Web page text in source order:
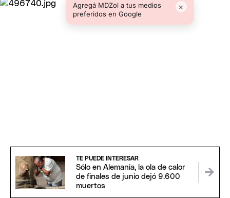
Agregá MDZol a tus medios
preferidos en Google
×
TE PUEDE INTERESAR
Sólo en Alemania, la ola de calor
de finales de junio dejó 9.600
muertos